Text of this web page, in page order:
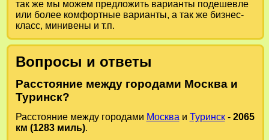
так же мы можем предложить варианты подешевле
или более комфортные варианты, а так же бизнес-
класс, минивены и т.п.
Вопросы и ответы
Расстояние между городами Москва и
Туринск?
Расстояние между городами Москва и Туринск- 2065
км (1283 миль).